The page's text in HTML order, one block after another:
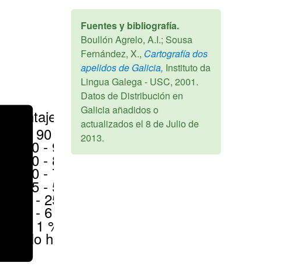
Porcentajes
> 90 %
80 - 90 %
70 - 80 %
50 - 70 %
25 - 50 %
6 - 25 %
1 - 6 %
< 1 %
No hay
Fuentes y bibliografía.
Boullón Agrelo, A.I.; Sousa
Fernández, X., Cartografía dos
apelidos de Galicia, Instituto da
Lingua Galega - USC, 2001.
Datos de Distribución en
Galicia añadidos o
actualizados el 8 de Julio de
2013.